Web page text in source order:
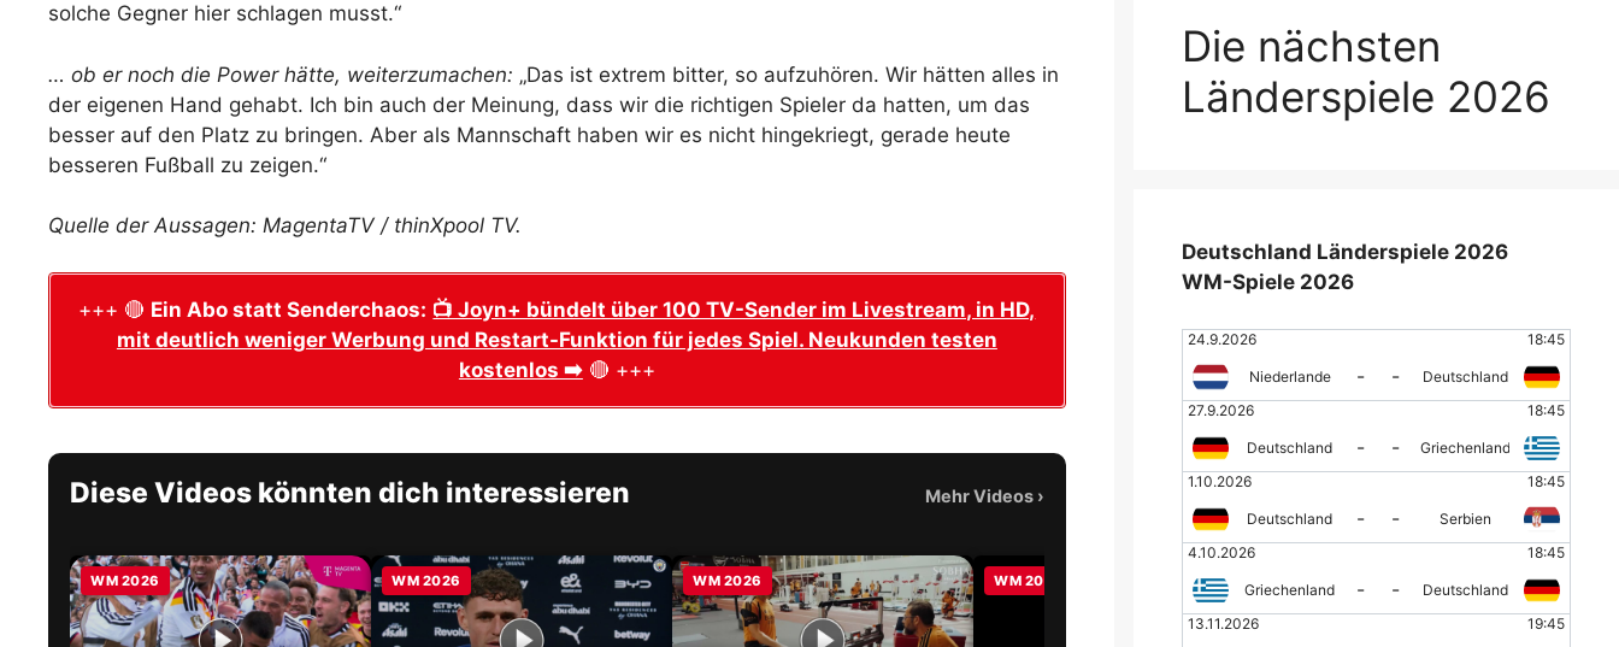
solche Gegner hier schlagen musst.“
… ob er noch die Power hätte, weiterzumachen: „Das ist extrem bitter, so aufzuhören. Wir hätten alles in
der eigenen Hand gehabt. Ich bin auch der Meinung, dass wir die richtigen Spieler da hatten, um das
besser auf den Platz zu bringen. Aber als Mannschaft haben wir es nicht hingekriegt, gerade heute
besseren Fußball zu zeigen.“
Quelle der Aussagen: MagentaTV / thinXpool TV.
+++ 🔴 Ein Abo statt Senderchaos: 📺 Joyn+ bündelt über 100 TV-Sender im Livestream, in HD,
mit deutlich weniger Werbung und Restart-Funktion für jedes Spiel. Neukunden testen
kostenlos ➡️🔴 +++
Diese Videos könnten dich interessieren Mehr Videos ›
WM 2026 WM 2026 WM 2026 WM 2026 WM 2026
Die nächsten
Länderspiele 2026
Deutschland Länderspiele 2026
WM-Spiele 2026
24.9.2026 18:45
Niederlande - -
Deutschland
27.9.2026
18:45
Deutschland - -
Griechenland
1.10.2026
18:45
Deutschland - -
Serbien
4.10.2026
18:45
Griechenland - -
Deutschland
13.11.2026
19:45